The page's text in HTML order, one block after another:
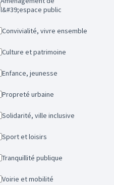
l&#39;espace public
Convivialité, vivre ensemble
Culture et patrimoine
Enfance, jeunesse
Propreté urbaine
Solidarité, ville inclusive
Sport et loisirs
Tranquillité publique
Voirie et mobilité